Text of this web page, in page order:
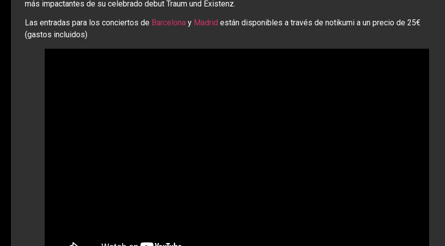
más impactantes de su celebrado debut Traum und Existenz.
Las entradas para los conciertos de Barcelona y Madrid están disponibles a través de notikumi a un precio de 25€
(gastos incluidos)